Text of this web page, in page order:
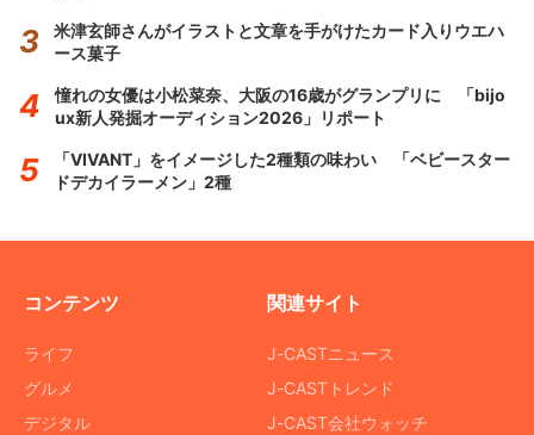
米津玄師さんがイラストと文章を手がけたカード入りウエハ
ース菓子
憧れの女優は小松菜奈、大阪の16歳がグランプリに 「bijo
ux新人発掘オーディション2026」リポート
「VIVANT」をイメージした2種類の味わい 「ベビースター
ドデカイラーメン」2種
コンテンツ
ライフ
グルメ
デジタル
関連サイト
J-CASTニュース
J-CASTトレンド
J-CAST会社ウォッチ